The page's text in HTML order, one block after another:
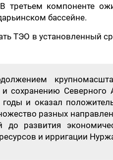
третьем компоненте
бассейне.
ТЭО в установленный
сохранению Северного
и оказал
разных
до развития
и ирригации